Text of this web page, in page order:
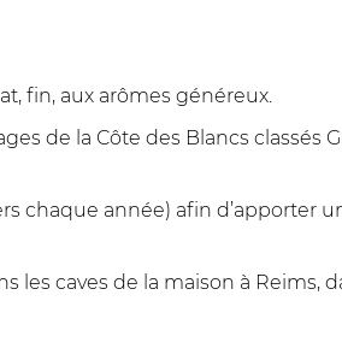
fin, aux arômes généreux.
de la Côte des Blancs classés
chaque année) afin d’apporter
les caves de la maison à Reims,